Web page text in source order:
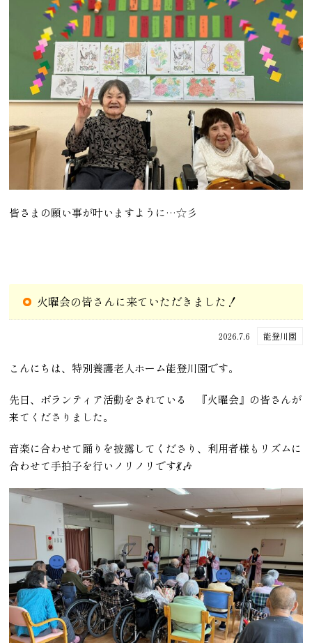
皆さまの願い事が叶いますように…☆彡
火曜会の皆さんに来ていただきました！
2026.7.6 能登川園
こんにちは、特別養護老人ホーム能登川園です。
先日、ボランティア活動をされている 『火曜会』の皆さんが
来てくださりました。
音楽に合わせて踊りを披露してくださり、利用者様もリズムに
合わせて手拍子を行いノリノリです💃🎶